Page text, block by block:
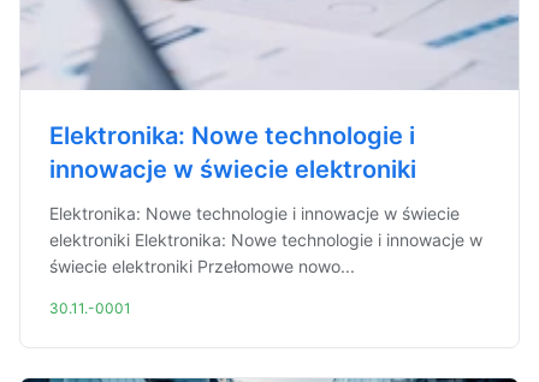
Elektronika: Nowe technologie i
innowacje w świecie elektroniki
Elektronika: Nowe technologie i innowacje w świecie
elektroniki Elektronika: Nowe technologie i innowacje w
świecie elektroniki Przełomowe nowo...
30.11.-0001